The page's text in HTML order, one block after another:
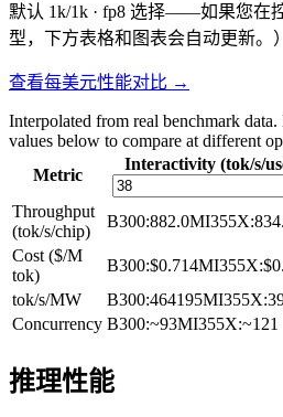
默认 1k/1k · fp8 选择——如果您在
型，下方表格和图表会自动更新。）
查看每美元性能对比 →
Interpolated from real benchmark
values below to compare at different
Metric
Interactivity (tok/s/
Throughput
(tok/s/chip)
B300:882.0MI355X:
Cost ($/M
tok)
B300:$0.714MI355X:
tok/s/MW
B300:464195MI355X:
Concurrency B300:~93MI355X:~121
推理性能